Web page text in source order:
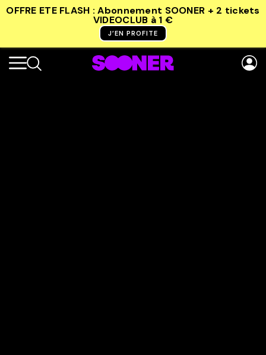
OFFRE ETE FLASH : Abonnement SOONER + 2 tickets
VIDEOCLUB à 1 €
J’EN PROFITE